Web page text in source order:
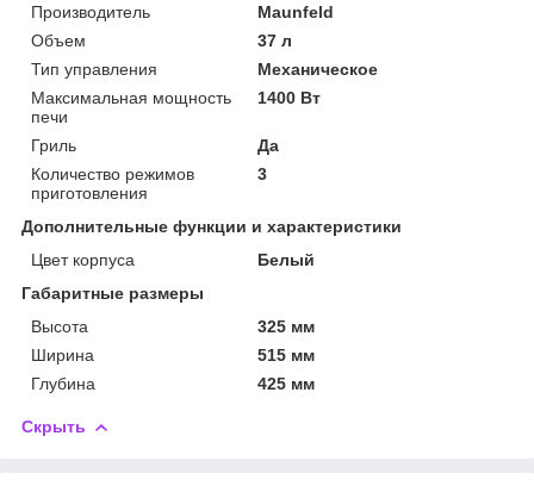
Производитель
Maunfeld
Объем
37 л
Тип управления
Механическое
Максимальная мощность
печи
1400 Вт
Гриль
Да
Количество режимов
приготовления
3
Дополнительные функции и характеристики
Цвет корпуса
Белый
Габаритные размеры
Высота
325 мм
Ширина
515 мм
Глубина
425 мм
Скрыть